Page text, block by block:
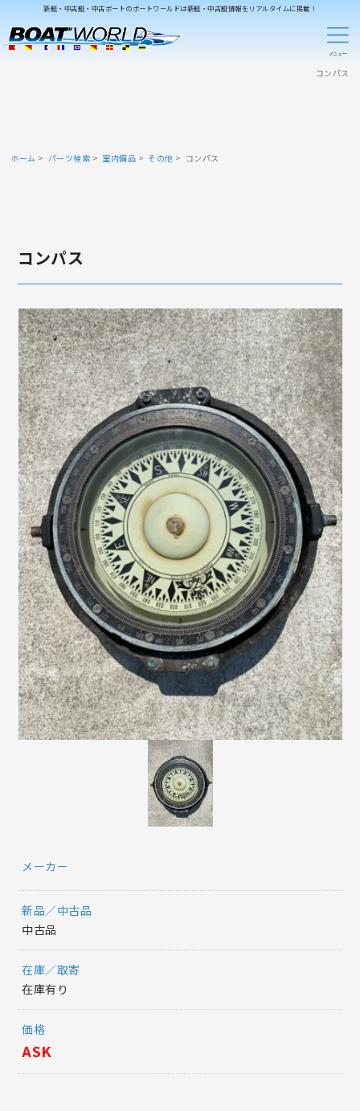
新艇・中古艇・中古ボートのボートワールドは新艇・中古艇情報をリアルタイムに掲載！
コンパス
ホーム パーツ検索 室内備品 その他 コンパス
コンパス
メーカー
新品／中古品
中古品
在庫／取寄
在庫有り
価格
ASK